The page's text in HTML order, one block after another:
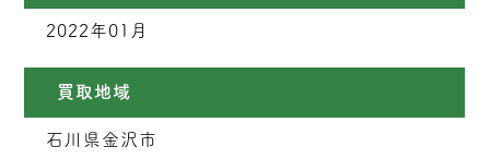
2022年01月
買取地域
石川県金沢市